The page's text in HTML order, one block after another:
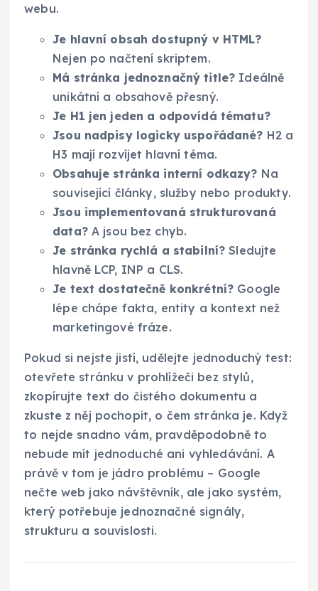
webu.
Je hlavní obsah dostupný v HTML?
Nejen po načtení skriptem.
Má stránka jednoznačný title? Ideálně
unikátní a obsahově přesný.
Je H1 jen jeden a odpovídá tématu?
Jsou nadpisy logicky uspořádané? H2 a
H3 mají rozvíjet hlavní téma.
Obsahuje stránka interní odkazy? Na
související články, služby nebo produkty.
Jsou implementovaná strukturovaná
data?A jsou bez chyb.
Je stránka rychlá a stabilní? Sledujte
hlavně LCP, INP a CLS.
Je text dostatečně konkrétní? Google
lépe chápe fakta, entity a kontext než
marketingové fráze.
Pokud si nejste jistí, udělejte jednoduchý test:
otevřete stránku v prohlížeči bez stylů,
zkopírujte text do čistého dokumentu a
zkuste z něj pochopit, o čem stránka je. Když
to nejde snadno vám, pravděpodobně to
nebude mít jednoduché ani vyhledávání. A
právě v tom je jádro problému – Google
nečte web jako návštěvník, ale jako systém,
který potřebuje jednoznačné signály,
strukturu a souvislosti.